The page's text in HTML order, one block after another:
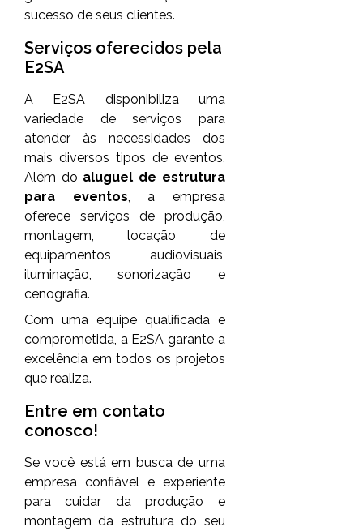
sucesso de seus clientes.
Serviços oferecidos pela
E2SA
A E2SA disponibiliza uma
variedade de serviços para
atender às necessidades dos
mais diversos tipos de eventos.
Além do aluguel de estrutura
para eventos , a empresa
oferece serviços de produção,
montagem, locação de
equipamentos audiovisuais,
iluminação, sonorização e
cenografia.
Com uma equipe qualificada e
comprometida, a E2SA garante a
excelência em todos os projetos
que realiza.
Entre em contato
conosco!
Se você está em busca de uma
empresa confiável e experiente
para cuidar da produção e
montagem da estrutura do seu